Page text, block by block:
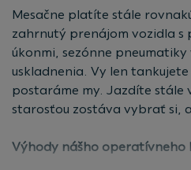
kalkulačke.
Mesačne platíte stále
zahrnutý prenájom vozidla s
úkonmi, sezónne
uskladnenia. Vy len
postaráme my. Jazdíte stále
starosťou zostáva vybrať si,
Výhody nášho operatívneho